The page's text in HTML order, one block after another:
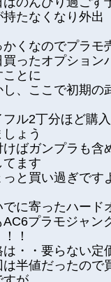
持たなくなり外出
かくなのでプラモ
買ったオプション
ことに
し、ここで初期の
フル2丁分ほど購
しょう
けばガンプラも含
てます
っと買い過ぎです
でに寄ったハード
AC6プラモジャン
！
は・・要らない定
は半値だったので